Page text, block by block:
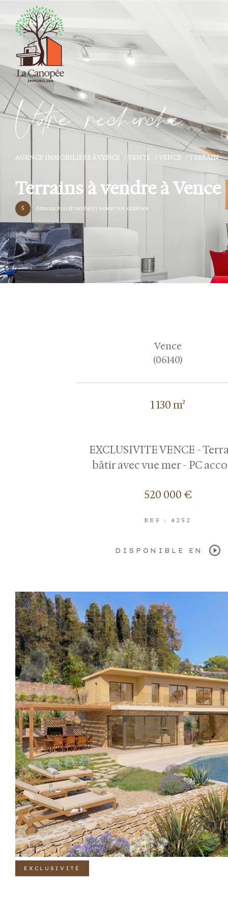
Vore recece
AGENCE IMMOBILIÈRE À VENCE VENTE VENCE TERRAIN
Terrains à vendre à Vence
5 Annonce(s) trouvée(s) selon vos critères
Vence
(06140)
1 130 m²
EXCLUSIVITE VENCE -
bâtir avec vue mer - PC
520 000 €
REF : 4252
DISPONIBLE EN
EXCLUSIVITÉ